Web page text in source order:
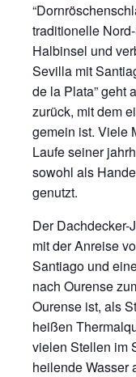
traditionelle
Halbinsel und
Sevilla mit
de la Plata” geht
zurück, mit dem
gemein ist. Viele
Laufe seiner
sowohl als
genutzt.
Der
mit der Anreise
Santiago und
nach Ourense
Ourense ist, als
heißen
vielen Stellen im
heilende Wasser